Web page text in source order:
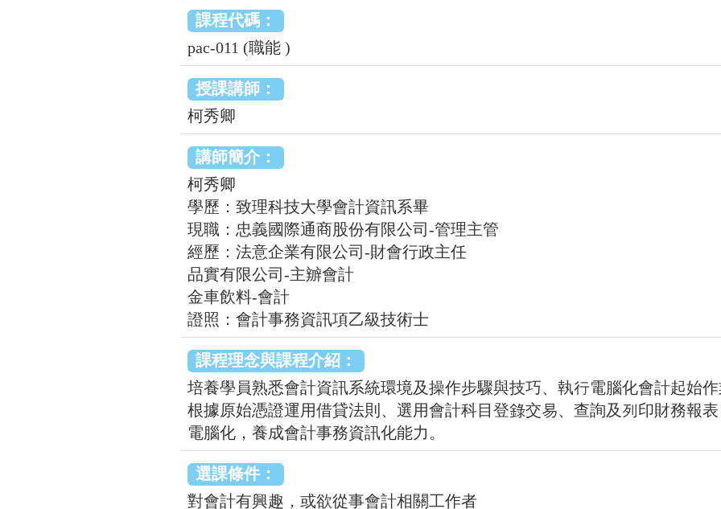
課程代碼：
pac-011 (職能 )
授課講師：
柯秀卿
講師簡介：
柯秀卿
學歷：致理科技大學會計資訊系畢
現職：忠義國際通商股份有限公司-管理主管
經歷：法意企業有限公司-財會行政主任
品實有限公司-主辧會計
金車飲料-會計
證照：會計事務資訊項乙級技術士
課程理念與課程介紹：
培養學員熟悉會計資訊系統環境及操作步驟與技巧、執行電腦化會計起始
根據原始憑證運用借貸法則、選用會計科目登錄交易、查詢及列印財務報
電腦化，養成會計事務資訊化能力。
選課條件：
對會計有興趣，或欲從事會計相關工作者